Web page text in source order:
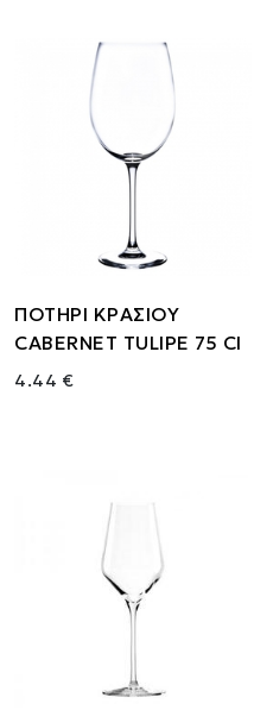
ΠΟΤΗΡΙ ΚΡΑΣΙΟΥ
CABERNET TULIPE 75 Cl
4.44 €